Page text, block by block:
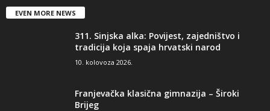
EVEN MORE NEWS
311. Sinjska alka: Povijest, zajedništvo i
tradicija koja spaja hrvatski narod
10. kolovoza 2026.
Franjevačka klasična gimnazija – Široki
Brijeg